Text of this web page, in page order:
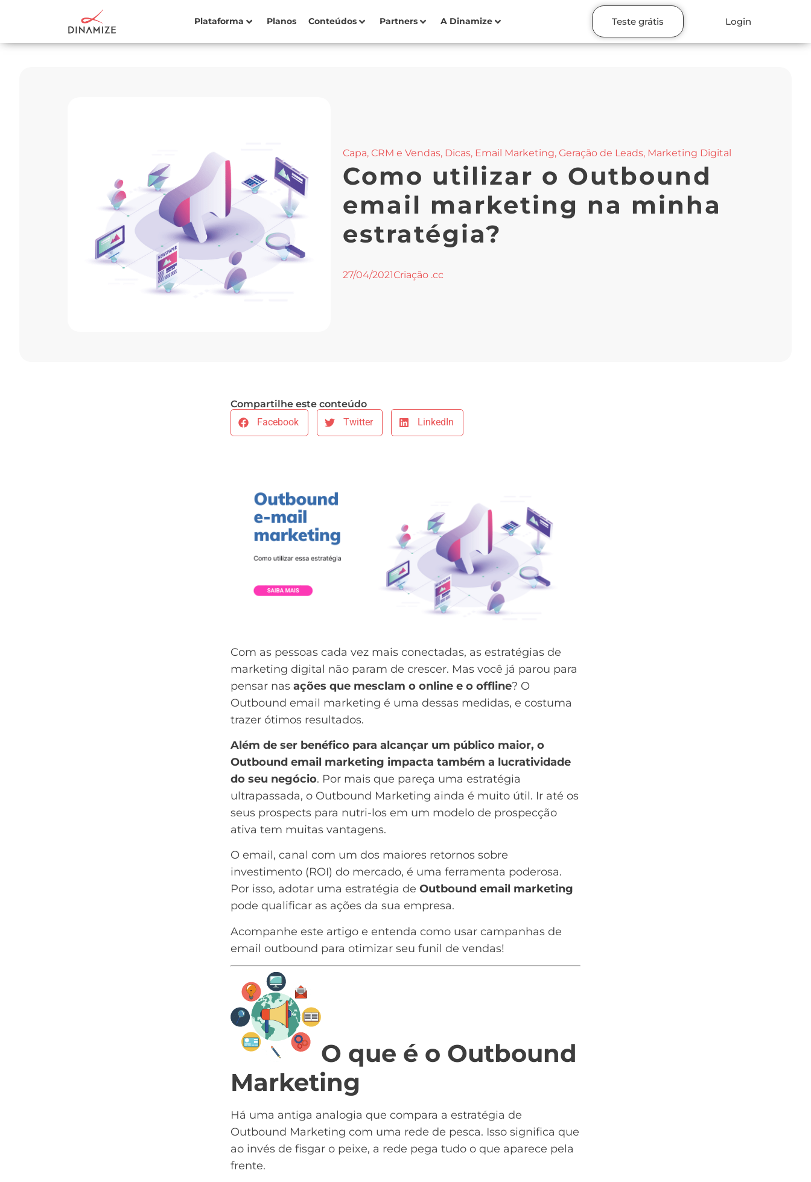
Plataforma Planos Conteúdos Partners A Dinamize Teste grátis Login
Capa, CRM e Vendas, Dicas, Email Marketing, Geração de Leads, Marketing Digital
Como utilizar o Outbound
email marketing na minha
estratégia?
27/04/2021Criação .cc
Compartilhe este conteúdo
Facebook
Twitter LinkedIn
Com as pessoas cada vez mais conectadas, as estratégias de
marketing digital não param de crescer. Mas você já parou para
pensar nas ações que mesclam o online e o offline? O
Outbound email marketing é uma dessas medidas, e costuma
trazer ótimos resultados.
Além de ser benéfico para alcançar um público maior, o
Outbound email marketing impacta também a lucratividade
do seu negócio. Por mais que pareça uma estratégia
ultrapassada, o Outbound Marketing ainda é muito útil. Ir até os
seus prospects para nutri-los em um modelo de prospecção
ativa tem muitas vantagens.
O email, canal com um dos maiores retornos sobre
investimento (ROI) do mercado, é uma ferramenta poderosa.
Por isso, adotar uma estratégia de Outbound email marketing
pode qualificar as ações da sua empresa.
Acompanhe este artigo e entenda como usar campanhas de
email outbound para otimizar seu funil de vendas!
O que é o Outbound
Marketing
Há uma antiga analogia que compara a estratégia de
Outbound Marketing com uma rede de pesca. Isso significa que
ao invés de fisgar o peixe, a rede pega tudo o que aparece pela
frente.